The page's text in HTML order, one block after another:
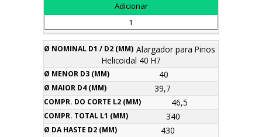
Alargador para Pinos
Helicoidal 40 H7
40
39,7
46,5
340
430